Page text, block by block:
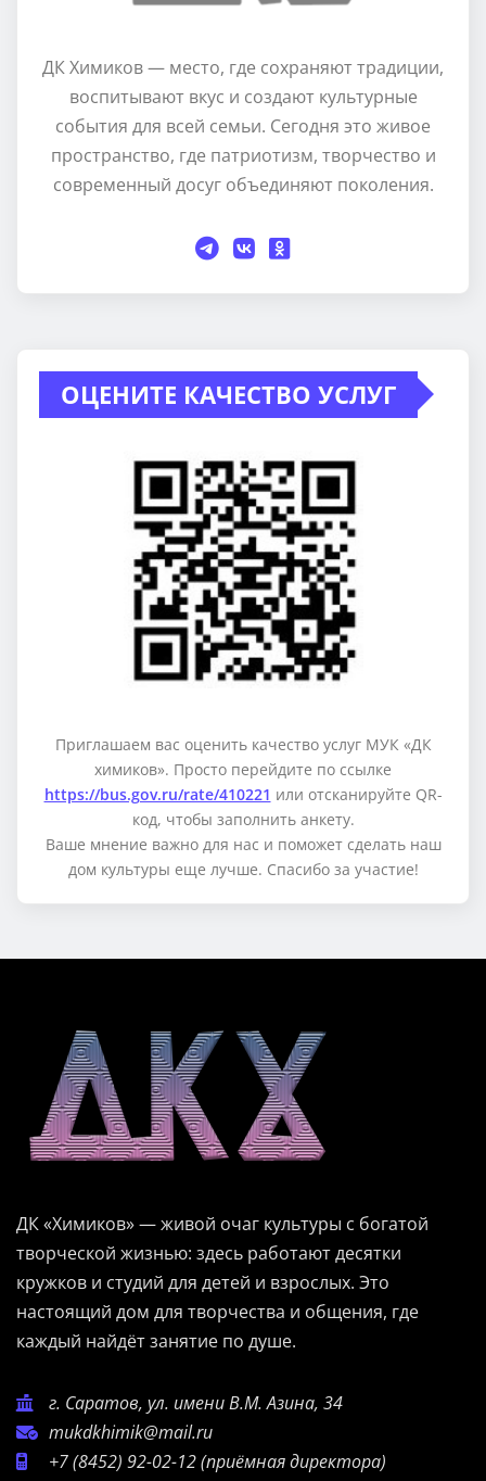
ДК Химиков — место, где сохраняют традиции,
воспитывают вкус и создают культурные
события для всей семьи. Сегодня это живое
пространство, где патриотизм, творчество и
современный досуг объединяют поколения.
ОЦЕНИТЕ КАЧЕСТВО УСЛУГ
Приглашаем вас оценить качество услуг МУК «ДК
химиков». Просто перейдите по ссылке
https://bus.gov.ru/rate/410221 или отсканируйте QR-
код, чтобы заполнить анкету.
Ваше мнение важно для нас и поможет сделать наш
дом культуры еще лучше. Спасибо за участие!
ДК «Химиков» — живой очаг культуры с богатой
творческой жизнью: здесь работают десятки
кружков и студий для детей и взрослых. Это
настоящий дом для творчества и общения, где
каждый найдёт занятие по душе.
г. Саратов, ул. имени В.М. Азина, 34
mukdkhimik@mail.ru
+7 (8452) 92-02-12(приёмная директора)